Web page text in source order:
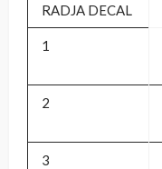
RADJA DECAL
1
2
3